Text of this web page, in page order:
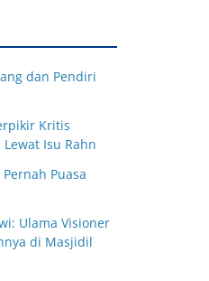
dan Pendiri
Kritis
Lewat Isu Rahn
Puasa
Ulama Visioner
di Masjidil